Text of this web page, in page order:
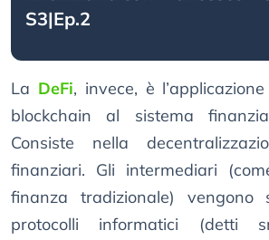
S3|Ep.2
La DeFi, invece, è
blockchain al sistema
Consiste nella
finanziari. Gli intermediari
finanza tradizionale) vengono
protocolli informatici (detti